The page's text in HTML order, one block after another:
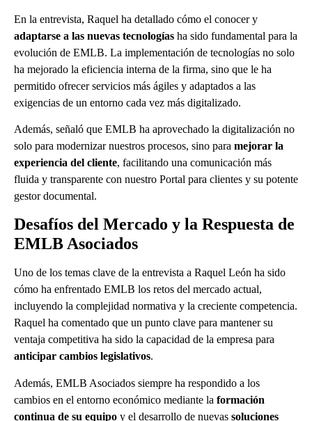
En la entrevista, Raquel ha detallado cómo el conocer y
adaptarse a las nuevas tecnologías ha sido fundamental para la
evolución de EMLB. La implementación de tecnologías no solo
ha mejorado la eficiencia interna de la firma, sino que le ha
permitido ofrecer servicios más ágiles y adaptados a las
exigencias de un entorno cada vez más digitalizado.
Además, señaló que EMLB ha aprovechado la digitalización no
solo para modernizar nuestros procesos, sino para mejorar la
experiencia del cliente, facilitando una comunicación más
fluida y transparente con nuestro Portal para clientes y su potente
gestor documental.
Desafíos del Mercado y la Respuesta de
EMLB Asociados
Uno de los temas clave de la entrevista a Raquel León ha sido
cómo ha enfrentado EMLB los retos del mercado actual,
incluyendo la complejidad normativa y la creciente competencia.
Raquel ha comentado que un punto clave para mantener su
ventaja competitiva ha sido la capacidad de la empresa para
anticipar cambios legislativos.
Además, EMLB Asociados siempre ha respondido a los
cambios en el entorno económico mediante la formación
continua de su equipo y el desarrollo de nuevas soluciones